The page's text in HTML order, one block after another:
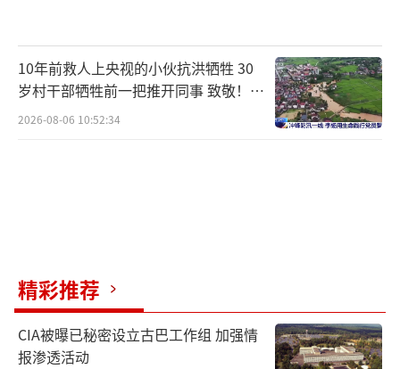
10年前救人上央视的小伙抗洪牺牲 30
岁村干部牺牲前一把推开同事 致敬！送
别！
2026-08-06 10:52:34
精彩推荐
CIA被曝已秘密设立古巴工作组 加强情
报渗透活动